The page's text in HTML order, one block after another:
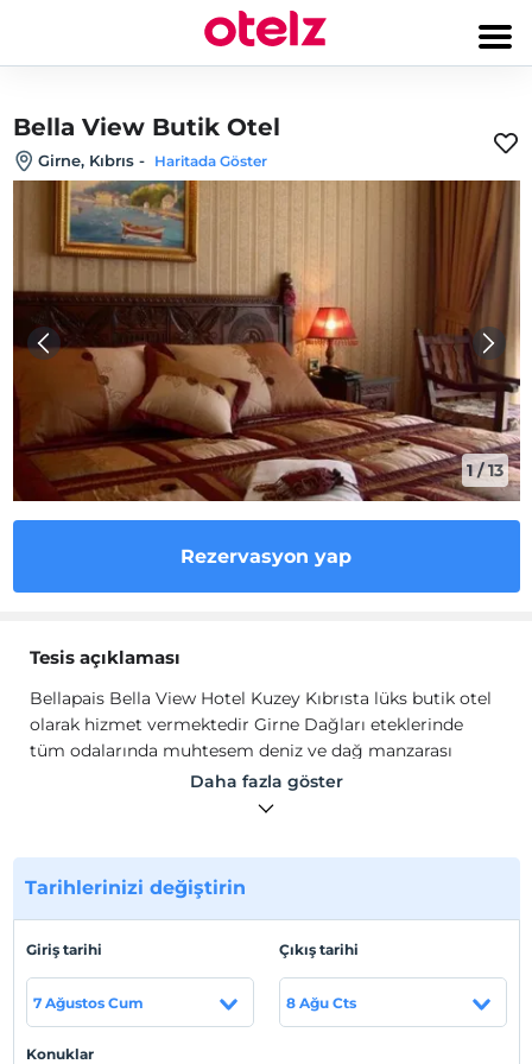
Bella View Butik Otel
Girne, Kıbrıs - Haritada Göster
1/13
Rezervasyon yap
Tesis açıklaması
Bellapais Bella View Hotel Kuzey Kıbrısta lüks butik otel
olarak hizmet vermektedir Girne Dağları eteklerinde
tüm odalarında muhtesem deniz ve dağ manzarası
eşliğinde lüx konforlu bır tatil geçirebilir. Odalar, koyu
renk ahşap mobilyalar, romantik duvar kağıtları ve
Akdeniz ve Türk yemeklerını tadabilir. Alkollu alkolsuz
içeceklerınızı manzara eşliğinde yudumluyabılırsınız.
tüm odalarında muhtesem deniz ve dağ manzarası
eşliğinde lüx konforlu bır tatil geçirebilir. Odalar, koyu
renk ahşap mobilyalar, romantik duvar kağıtları ve
Daha fazla göster
Tarihlerinizi değiştirin
Giriş tarihi
7 Ağustos Cum
Çıkış tarihi
8 Ağu Cts
Konuklar